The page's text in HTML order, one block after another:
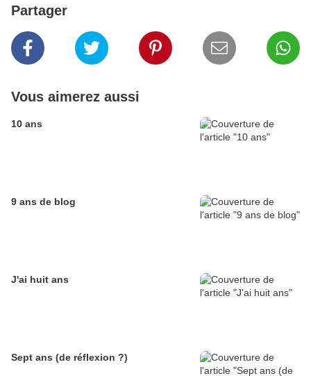
Partager
Vous aimerez aussi
10 ans
9 ans de blog
J'ai huit ans
Sept ans (de réflexion ?)